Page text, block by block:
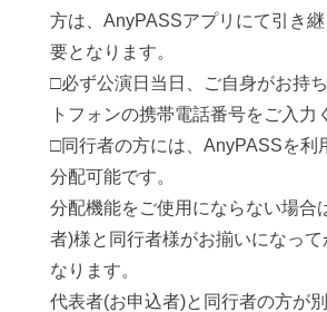
方は、AnyPASSアプリにて引き
要となります。
□必ず公演日当日、ご自身がお持
トフォンの携帯電話番号をご入力
□同行者の方には、AnyPASSを利
分配可能です。
分配機能をご使用にならない場合
者)様と同行者様がお揃いになって
なります。
代表者(お申込者)と同行者の方が